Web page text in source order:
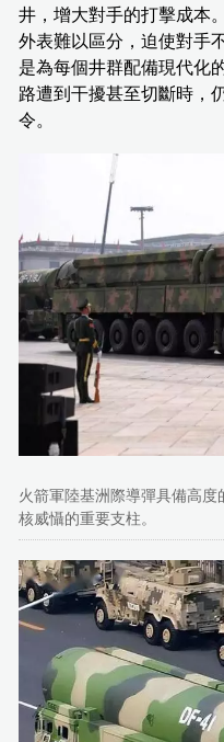
井，增大對手的打擊成本
外表難以區分，迫使對手
是為每個井群配備現代化
路遭到干擾甚至切斷時，
令。
火箭軍陸基洲際導彈具備高
核威懾的重要支柱。